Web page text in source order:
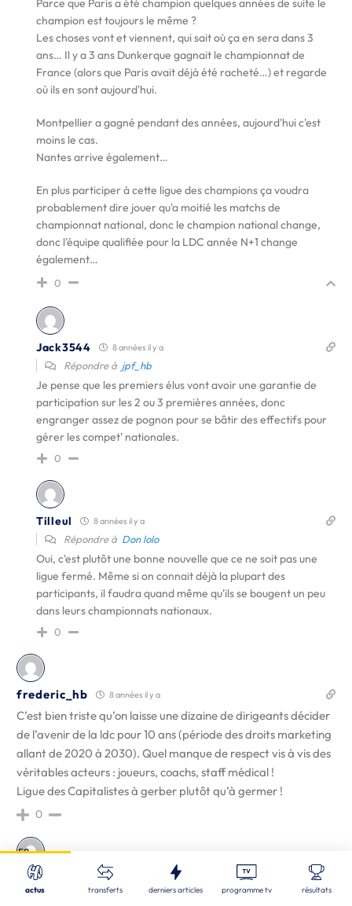
Recherche
Parce que Paris a été champion quelques années de suite le
champion est toujours le même ?
Les choses vont et viennent, qui sait où ça en sera dans 3
ans… Il y a 3 ans Dunkerque gagnait le championnat de
France (alors que Paris avait déjà été racheté…) et regarde
où ils en sont aujourd'hui.
Montpellier a gagné pendant des années, aujourd'hui c'est
moins le cas.
Nantes arrive également…
En plus participer à cette ligue des champions ça voudra
probablement dire jouer qu'a moitié les matchs de
championnat national, donc le champion national change,
donc l'équipe qualifiée pour la LDC année N+1 change
également…
0
Jack3544 8 années il y a
Répondre à jpf_hb
Je pense que les premiers élus vont avoir une garantie de
participation sur les 2 ou 3 premières années, donc
engranger assez de pognon pour se bâtir des effectifs pour
gérer les compet' nationales.
0
Tilleul 8 années il y a
Répondre à Don lolo
Oui, c'est plutôt une bonne nouvelle que ce ne soit pas une
ligue fermé. Même si on connait déjà la plupart des
participants, il faudra quand même qu'ils se bougent un peu
dans leurs championnats nationaux.
0
frederic_hb 8 années il y a
C’est bien triste qu’on laisse une dizaine de dirigeants décider
de l’avenir de la ldc pour 10 ans (période des droits marketing
allant de 2020 à 2030). Quel manque de respect vis à vis des
véritables acteurs : joueurs, coachs, staff médical !
Ligue des Capitalistes à gerber plutôt qu’à germer !
0
YokYok 8 années il y a
Quand j'ai vu 12 clubs, je me suis dit que c'était peu mais qu'ils
actus transferts derniers articles programme tv résultats
Nos derniers articles
STL | 06/08/2026
52